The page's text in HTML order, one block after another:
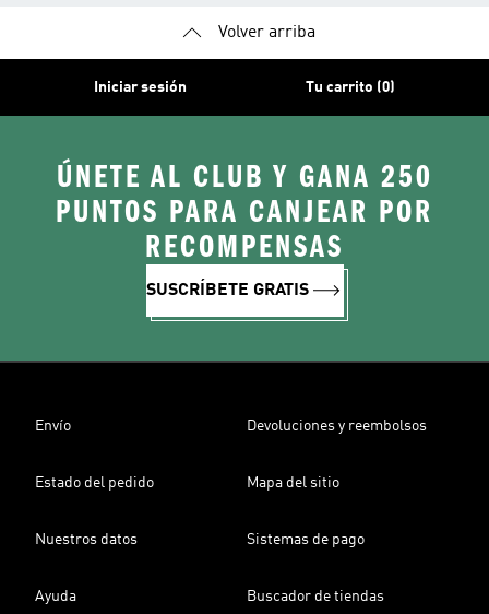
Volver arriba
Iniciar sesión Tu carrito (0)
ÚNETE AL CLUB Y GANA 250
PUNTOS PARA CANJEAR POR
RECOMPENSAS
SUSCRÍBETE GRATIS
Envío Devoluciones y reembolsos
Estado del pedido Mapa del sitio
Nuestros datos Sistemas de pago
Ayuda Buscador de tiendas